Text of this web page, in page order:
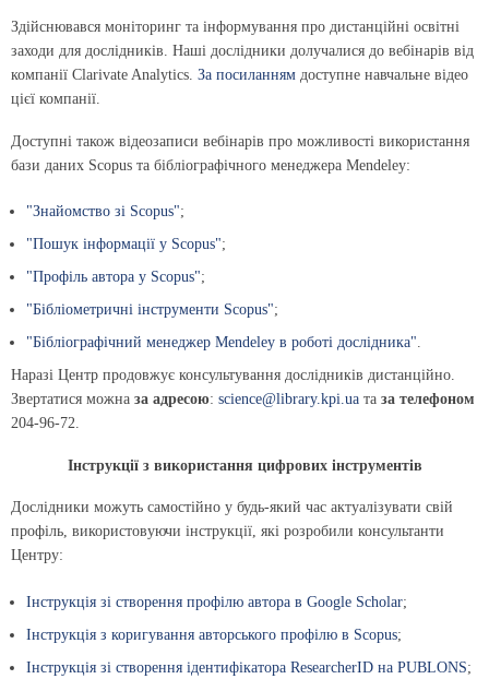
Здійснювався моніторинг та інформування про дистанційні освітні
заходи для дослідників. Наші дослідники долучалися до вебінарів від
компанії Clarivate Analytics. За посиланням доступне навчальне відео
цієї компанії.
Доступні також відеозаписи вебінарів про можливості використання
бази даних Scopus та бібліографічного менеджера Mendeley:
"Знайомство зі Scopus";
"Пошук інформації у Scopus";
"Профіль автора у Scopus";
"Бібліометричні інструменти Scopus";
"Бібліографічний менеджер Mendeley в роботі дослідника".
Наразі Центр продовжує консультування дослідників дистанційно.
Звертатися можна за адресою: science@library.kpi.ua та за телефоном
204-96-72.
Інструкції з використання цифрових інструментів
Дослідники можуть самостійно у будь-який час актуалізувати свій
профіль, використовуючи інструкції, які розробили консультанти
Центру:
Інструкція зі створення профілю автора в Google Scholar;
Інструкція з коригування авторського профілю в Scopus;
Інструкція зі створення ідентифікатора ResearcherID на PUBLONS;